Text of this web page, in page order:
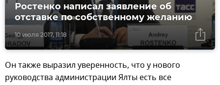
10 июля 2017, 11:18
Ростенко написал заявление об
отставке по собственному желанию
Он также выразил уверенность, что у нового
руководства администрации Ялты есть все